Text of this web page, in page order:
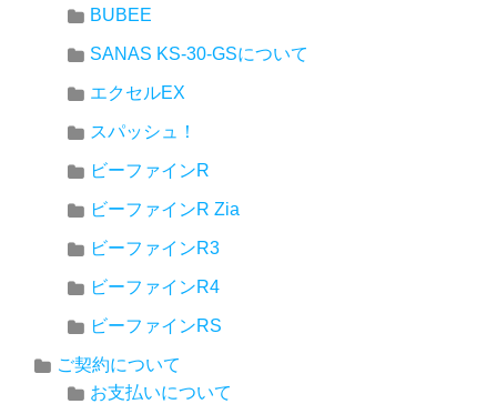
BUBEE
SANAS KS-30-GSについて
エクセルEX
スパッシュ！
ビーファインR
ビーファインR Zia
ビーファインR3
ビーファインR4
ビーファインRS
ご契約について
お支払いについて